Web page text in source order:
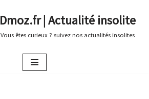
Dmoz.fr | Actualité insolite
Vous êtes curieux ? suivez nos actualités insolites